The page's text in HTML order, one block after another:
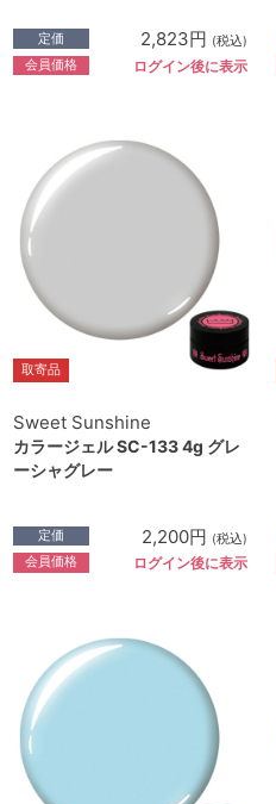
定価 2,823円 (税込)
会員価格 ログイン後に表示
取寄品
Sweet Sunshine
カラージェル SC-133 4g グレ
ーシャグレー
定価 2,200円 (税込)
会員価格 ログイン後に表示